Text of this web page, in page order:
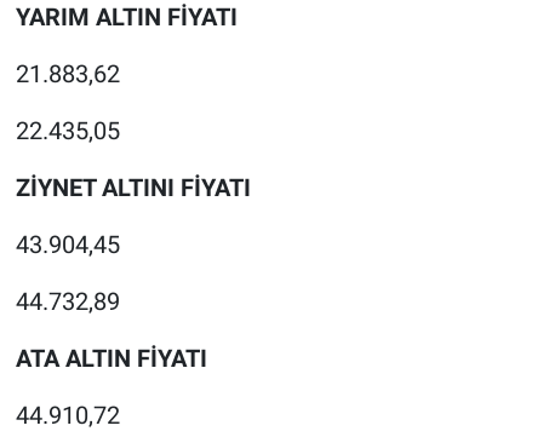
YARIM ALTIN FİYATI
21.883,62
22.435,05
ZİYNET ALTINI FİYATI
43.904,45
44.732,89
ATA ALTIN FİYATI
44.910,72